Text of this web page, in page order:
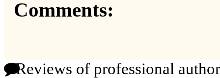
Comments:
Reviews of professional